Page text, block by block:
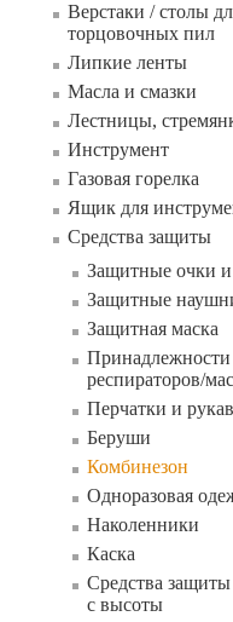
Верстаки / столы
торцовочных пил
Липкие ленты
Масла и смазки
Лестницы,
Инструмент
Газовая горелка
Ящик для
Средства защиты
Защитные очки
Защитные
Защитная маска
Принадлежности
респираторов/
Перчатки и
Беруши
Комбинезон
Одноразовая
Наколенники
Каска
Средства
с высоты